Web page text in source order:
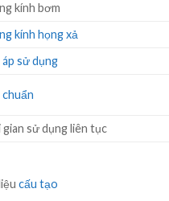
kính bơm
kính họng xả
sử dụng
gian sử dụng liên tục
cấu tạo